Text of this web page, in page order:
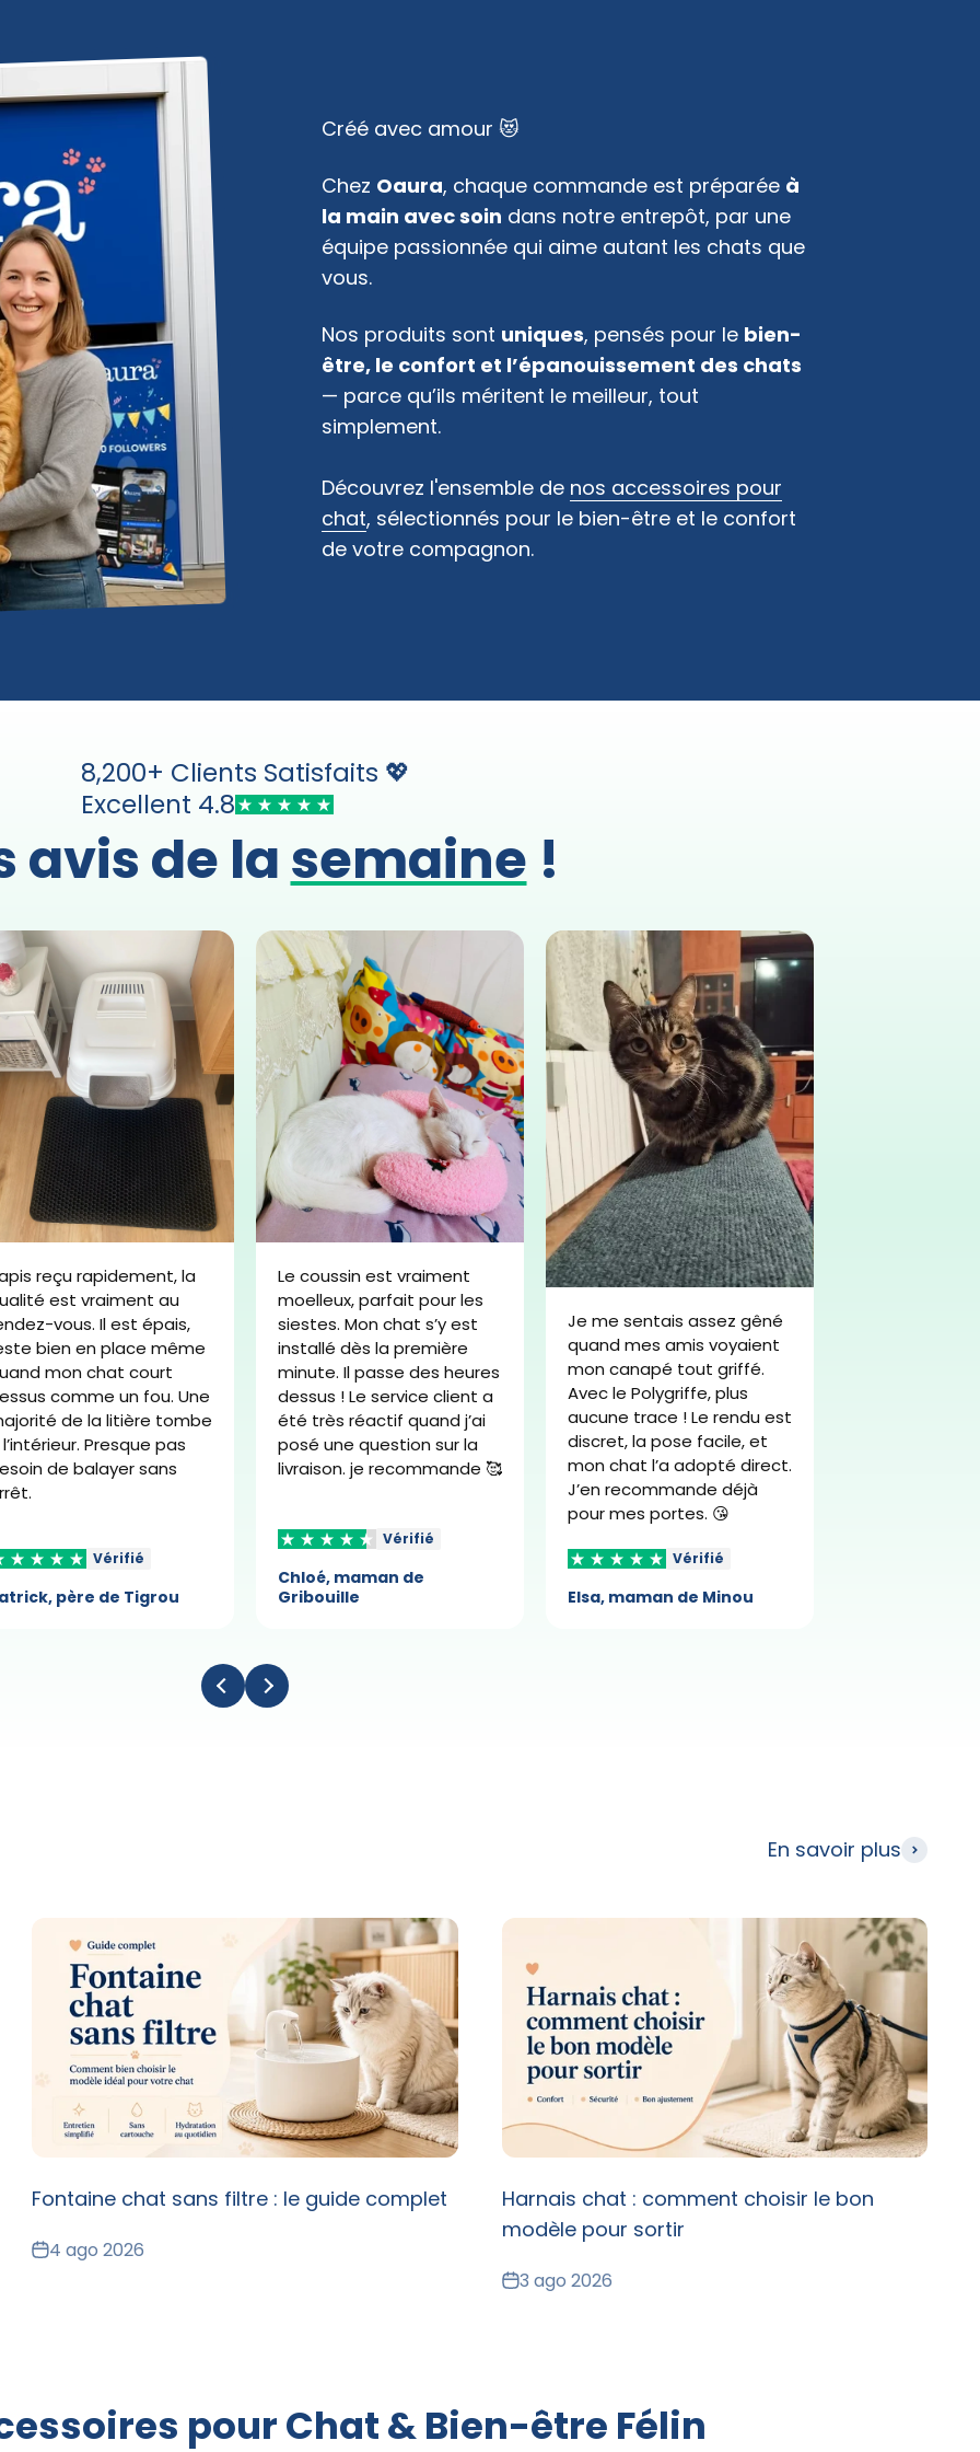
Chez Oaura, chaque commande est préparée à
la main avec soin dans notre entrepôt, par une
équipe passionnée qui aime autant les chats que
vous.
Nos produits sont uniques, pensés pour le bien-
être, le confort et l’épanouissement des chats
— parce qu’ils méritent le meilleur, tout
simplement.
Découvrez l'ensemble de nos accessoires pour
chat, sélectionnés pour le bien-être et le confort
de votre compagnon.
8,200+ Clients Satisfaits 💖
Excellent 4.8
avis de lasemaine !
reçu rapidement, la
est vraiment au
vous. Il est épais,
bien en place même
mon chat court
comme un fou. Une
de la litière tombe
Presque pas
de balayer sans
Vérifié
père de Tigrou
Le coussin est vraiment
moelleux, parfait pour les
siestes. Mon chat s’y est
installé dès la première
minute. Il passe des heures
dessus ! Le service client a
été très réactif quand j’ai
posé une question sur la
livraison. je recommande 🥰
Vérifié
Chloé, maman de
Gribouille
Je me sentais assez gêné
quand mes amis voyaient
mon canapé tout griffé.
Avec le Polygriffe, plus
aucune trace ! Le rendu est
discret, la pose facile, et
mon chat l’a adopté direct.
J’en recommande déjà
pour mes portes. 😘
Vérifié
Elsa, maman de Minou
En savoir plus
Fontaine chat sans filtre : le guide complet
4 ago 2026
Harnais chat : comment choisir le bon
modèle pour sortir
3 ago 2026
pour Chat & Bien-être Félin